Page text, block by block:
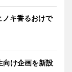
キ香るおけで
け企画を新設